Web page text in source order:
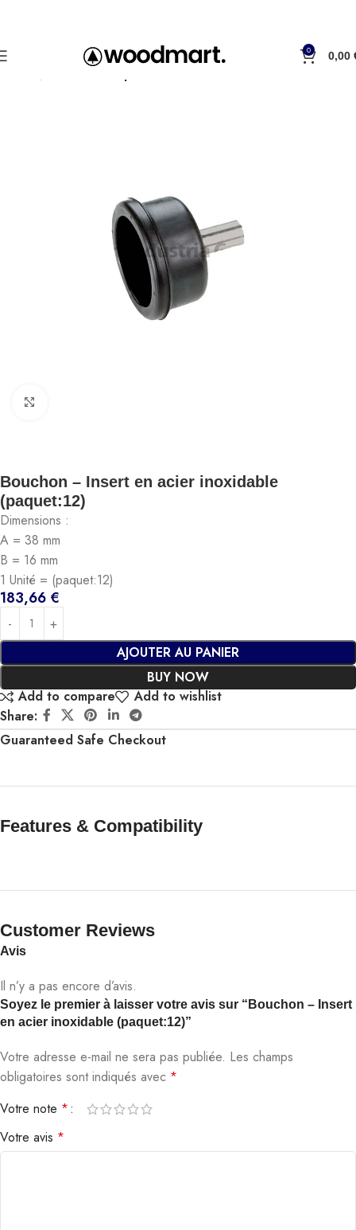
0 0,00
Bouchon – Insert en acier inoxidable
(paquet:12)
Dimensions :
A = 38 mm
B = 16 mm
1 Unité = (paquet:12)
183,66 €
AJOUTER AU PANIER
BUY NOW
Add to compare
Add to wishlist
Share:
Guaranteed Safe Checkout
Features & Compatibility​
Customer Reviews​
Avis
Il n’y a pas encore d’avis.
Soyez le premier à laisser votre avis sur “Bouchon – Insert
en acier inoxidable (paquet:12)”
Votre adresse e-mail ne sera pas publiée. Les champs
obligatoires sont indiqués avec *
Votre note *
Votre avis *